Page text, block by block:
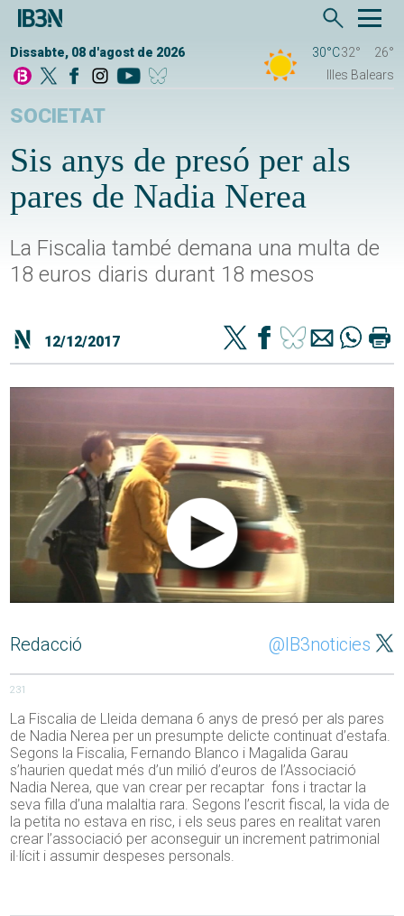
Dissabte, 08 d'agost de 2026 30°C32°
26°
Illes Balears
SOCIETAT
Sis anys de presó per als
pares de Nadia Nerea
La Fiscalia també demana una multa de
18 euros diaris durant 18 mesos
12/12/2017
Redacció @IB3noticies
231
La Fiscalia de Lleida demana 6 anys de presó per als pares
de Nadia Nerea per un presumpte delicte continuat d’estafa.
Segons la Fiscalia, Fernando Blanco i Magalida Garau
s’haurien quedat més d’un milió d’euros de l’Associació
Nadia Nerea, que van crear per recaptar fons i tractar la
seva filla d’una malaltia rara. Segons l’escrit fiscal, la vida de
la petita no estava en risc, i els seus pares en realitat varen
crear l’associació per aconseguir un increment patrimonial
il·lícit i assumir despeses personals.